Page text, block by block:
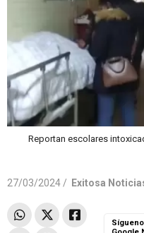
Reportan escolares
27/03/2024 / Exitosa